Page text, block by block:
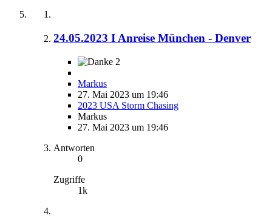
24.05.2023 I Anreise München - Denver
2
Markus
27. Mai 2023 um 19:46
2023 USA Storm Chasing
Markus
27. Mai 2023 um 19:46
Antworten
0
Zugriffe
1k